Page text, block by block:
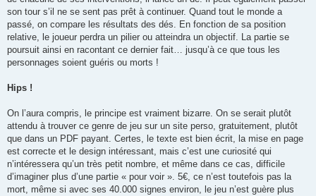
son tour s’il ne se sent pas prêt à continuer. Quand tout le monde a
passé, on compare les résultats des dés. En fonction de sa position
relative, le joueur perdra un pilier ou atteindra un objectif. La partie se
poursuit ainsi en racontant ce dernier fait… jusqu’à ce que tous les
personnages soient guéris ou morts !
Hips !
On l’aura compris, le principe est vraiment bizarre. On se serait plutôt
attendu à trouver ce genre de jeu sur un site perso, gratuitement, plutôt
que dans un PDF payant. Certes, le texte est bien écrit, la mise en page
est correcte et le design intéressant, mais c’est une curiosité qui
n’intéressera qu’un très petit nombre, et même dans ce cas, difficile
d’imaginer plus d’une partie « pour voir ». 5€, ce n’est toutefois pas la
mort, même si avec ses 40.000 signes environ, le jeu n’est guère plus